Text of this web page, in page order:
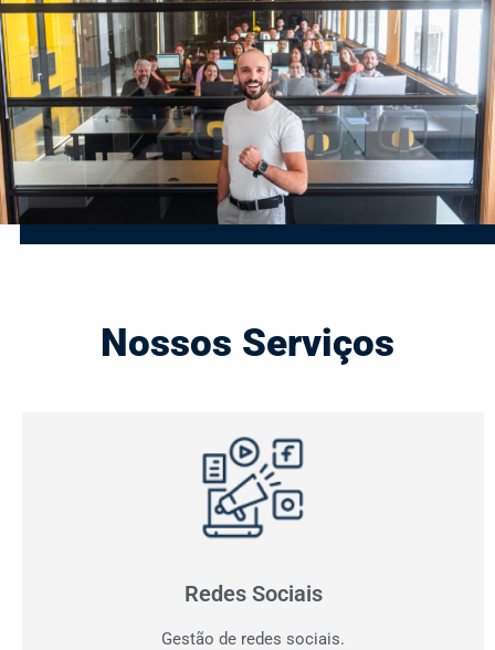
Nossos Serviços
Redes Sociais
Gestão de redes sociais.
Gestão de Redes Sociais
Otimizamos resultados! Fazemos o planejamento,